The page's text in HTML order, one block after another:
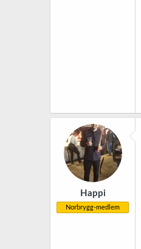
Happi
Norbrygg-medlem